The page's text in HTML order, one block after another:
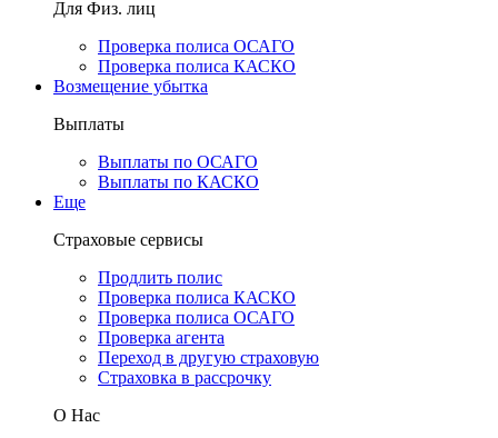
Для Физ. лиц
Проверка полиса ОСАГО
Проверка полиса КАСКО
Возмещение убытка
Выплаты
Выплаты по ОСАГО
Выплаты по КАСКО
Еще
Страховые сервисы
Продлить полис
Проверка полиса КАСКО
Проверка полиса ОСАГО
Проверка агента
Переход в другую страховую
Страховка в рассрочку
О Нас